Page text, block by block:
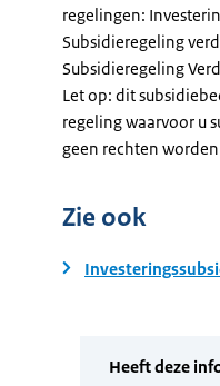
regelingen:
Subsidieregeling
Subsidieregeling
Let op: dit
regeling waarvoor u
geen rechten
Zie ook